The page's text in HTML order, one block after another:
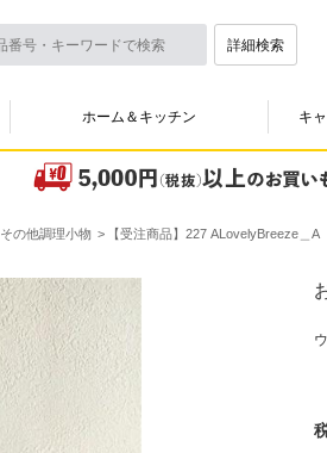
詳細検索
ホーム＆キッチン キ
その他調理小物 【受注商品】227 ALovelyBreeze＿A